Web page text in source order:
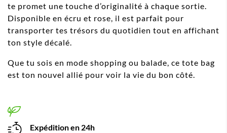
te promet une touche d’originalité à chaque sortie.
Disponible en écru et rose, il est parfait pour
transporter tes trésors du quotidien tout en affichant
ton style décalé.
Que tu sois en mode shopping ou balade, ce tote bag
est ton nouvel allié pour voir la vie du bon côté.
Expédition en 24h